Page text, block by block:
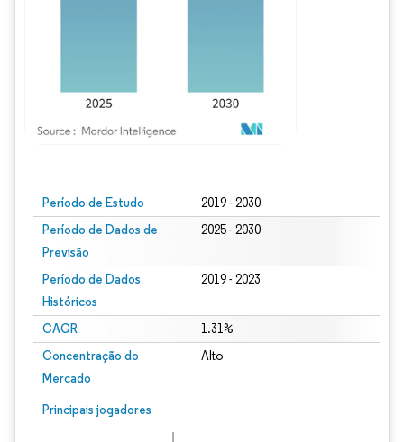
Período de Estudo 2019 - 2030
Período de Dados de
Previsão
2025 - 2030
Período de Dados
Históricos
2019 - 2023
CAGR 1.31%
Concentração do
Mercado
Alto
Principais jogadores